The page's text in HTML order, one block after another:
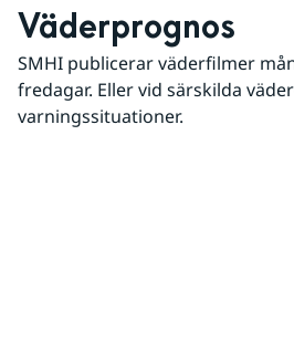
Väderprognos
SMHI publicerar väderfilmer
fredagar. Eller vid särskilda
varningssituationer.